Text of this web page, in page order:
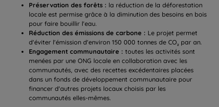
Préservation des forêts : la réduction de la déforestation
locale est permise grâce à la diminution des besoins en bois
pour faire bouillir l'eau.
Réduction des émissions de carbone : Le projet permet
d'éviter l'émission d'environ 150 000 tonnes de CO₂ par an.
Engagement communautaire : toutes les activités sont
menées par une ONG locale en collaboration avec les
communautés, avec des recettes excédentaires placées
dans un fonds de développement communautaire pour
financer d'autres projets locaux choisis par les
communautés elles-mêmes.